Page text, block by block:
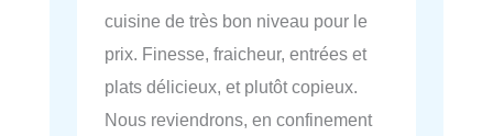
cuisine de très bon niveau pour le
prix. Finesse, fraicheur, entrées et
plats délicieux, et plutôt copieux.
Nous reviendrons, en confinement